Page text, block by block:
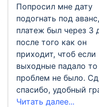
Попросил мне дату
подогнать под
платеж был через 3
после того как он
приходит, чтоб если
выходные падало то
проблем не было.
спасибо, удобный
Читать далее...